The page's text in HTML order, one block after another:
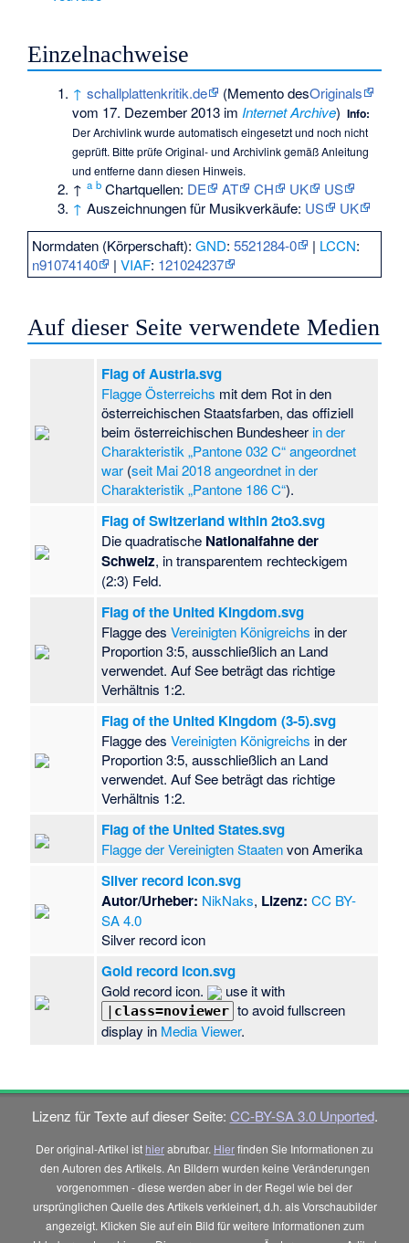
Einzelnachweise
↑ schallplattenkritik.de (MementodesOriginals
vom 17. Dezember 2013 im Internet Archive) Info:
Der Archivlink wurde automatisch eingesetzt und noch nicht
geprüft. Bitte prüfe Original- und Archivlink gemäßAnleitung
und entferne dann diesen Hinweis.
↑a b Chartquellen: DE AT CH UK
US
↑ Auszeichnungen für Musikverkäufe: US
UK
Normdaten (Körperschaft):GND:5521284-0 | LCCN:
n91074140
|VIAF: 121024237
Auf dieser Seite verwendete Medien
Flag of Austria.svg
Flagge Österreichs mit dem Rot in den
österreichischen Staatsfarben, das offiziell
beim österreichischen Bundesheer in der
Charakteristik „Pantone 032 C“ angeordnet
war (seit Mai 2018 angeordnet in der
Charakteristik „Pantone 186 C“).
Flag of Switzerland within 2to3.svg
Die quadratische Nationalfahne der
Schweiz, in transparentem rechteckigem
(2:3) Feld.
Flag of the United Kingdom.svg
Flagge desVereinigten Königreichs in der
Proportion 3:5, ausschließlich an Land
verwendet. Auf See beträgt das richtige
Verhältnis 1:2.
Flag of the United Kingdom (3-5).svg
Flagge desVereinigten Königreichs in der
Proportion 3:5, ausschließlich an Land
verwendet. Auf See beträgt das richtige
Verhältnis 1:2.
Flag of the United States.svg
Flagge der Vereinigten Staatenvon Amerika
Silver record icon.svg
Autor/Urheber: NikNaks, Lizenz: CC BY-
SA 4.0
Silver record icon
Gold record icon.svg
Gold record icon. use it with
| class=noviewer to avoid fullscreen
display in Media Viewer.
Lizenz für Texte auf dieser Seite: CC-BY-SA 3.0 Unported.
Der original-Artikel ist hierabrufbar. Hierfinden Sie Informationen zu
den Autoren des Artikels. An Bildern wurden keine Veränderungen
vorgenommen - diese werden aber in der Regel wie bei der
ursprünglichen Quelle des Artikels verkleinert, d.h. als Vorschaubilder
angezeigt. Klicken Sie auf ein Bild für weitere Informationen zum